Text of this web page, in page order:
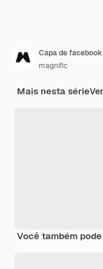
Capa de
magnific
Mais nesta série
Você também